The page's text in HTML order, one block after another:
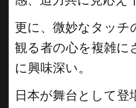
更に、微妙なタッチ
観る者の心を複雑に
に興味深い。
日本が舞台として登